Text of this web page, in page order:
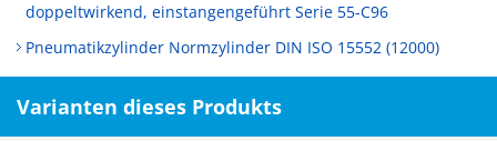
doppeltwirkend, einstangengeführt Serie 55-C96
Pneumatikzylinder Normzylinder DIN ISO 15552 (12000)
Varianten dieses Produkts